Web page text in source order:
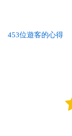
453位遊客的心得